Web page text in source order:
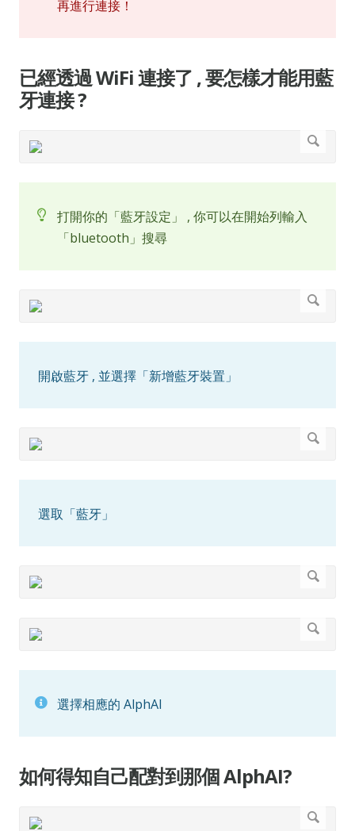
再進行連接！
已經透過 WiFi 連接了 , 要怎樣才能用藍
牙連接 ?
打開你的「藍牙設定」 , 你可以在開始列輸入
「bluetooth」搜尋
開啟藍牙 , 並選擇「新增藍牙裝置」
選取「藍牙」
選擇相應的 AlphAI
如何得知自己配對到那個 AlphAI?